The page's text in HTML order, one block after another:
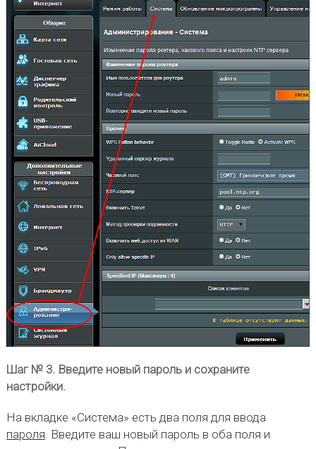
Шаг № 3. Введите новый пароль и сохраните
настройки.
На вкладке «Система» есть два поля для ввода
пароля. Введите ваш новый пароль в оба поля и